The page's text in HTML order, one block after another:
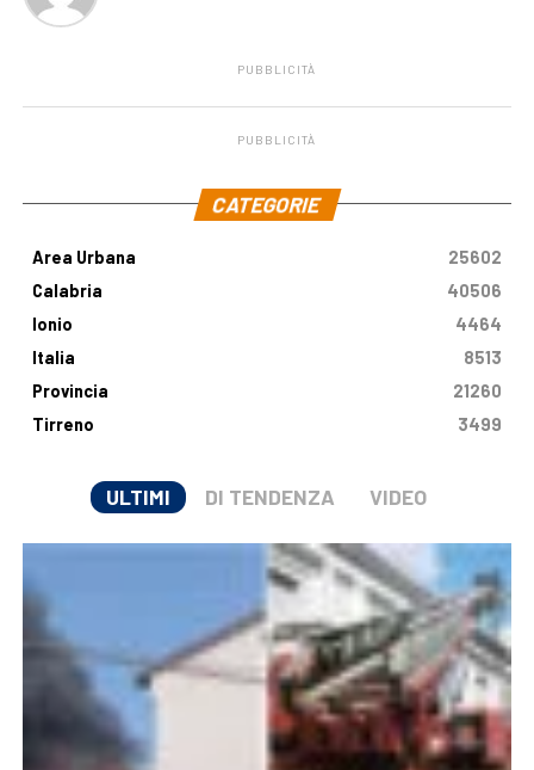
PUBBLICITÀ
PUBBLICITÀ
CATEGORIE
Area Urbana
25602
Calabria
40506
Ionio
4464
Italia
8513
Provincia
21260
Tirreno
3499
ULTIMI DI TENDENZA VIDEO